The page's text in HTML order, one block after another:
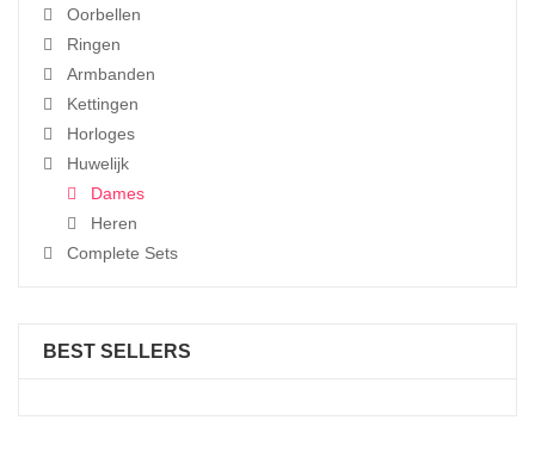
Oorbellen
Ringen
Armbanden
Kettingen
Horloges
Huwelijk
Dames
Heren
Complete Sets
BEST SELLERS